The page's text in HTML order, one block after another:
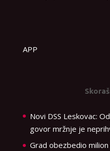
APP
Novi DSS Leskovac:
govor mržnje je
Grad obezbedio